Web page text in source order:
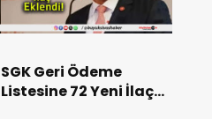
SGK Geri Ödeme
Listesine 72 Yeni İlaç